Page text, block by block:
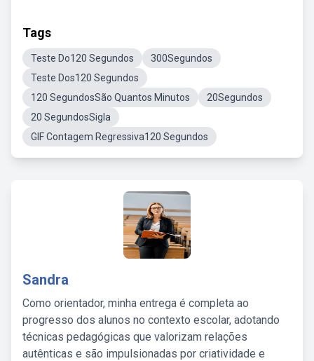
Tags
Teste Do120 Segundos
300Segundos
Teste Dos120 Segundos
120 SegundosSão Quantos Minutos
20Segundos
20 SegundosSigla
GIF Contagem Regressiva120 Segundos
Sandra
Como orientador, minha entrega é completa ao
progresso dos alunos no contexto escolar, adotando
técnicas pedagógicas que valorizam relações
autênticas e são impulsionadas por criatividade e